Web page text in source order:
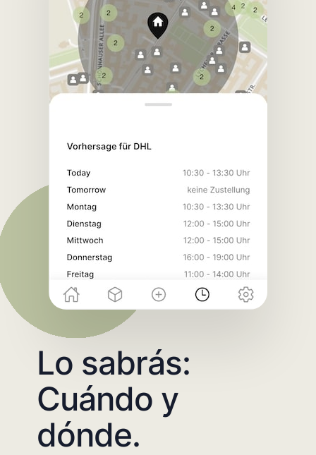
Lo sabrás:
Cuándo y
dónde.